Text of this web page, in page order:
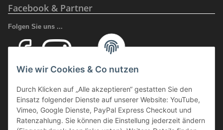
Facebook & Partner
Folgen Sie uns ...
und Arbeitsschutz.
Wir führen eine große Auswahl an qualitativ hochwertigen Arbeits- und
Sicherheitsschuhen. Unter anderem SCHÜTZE SCHUHE, SOLID
GEAR
oder auch GIASCO.
Wie wir Cookies & Co nutzen
Durch Klicken auf „Alle akzeptieren“ gestatten Sie den
Einsatz folgender Dienste auf unserer Website: YouTube,
Vimeo, Google Dienste, PayPal Express Checkout und
Ratenzahlung. Sie können die Einstellung jederzeit ändern